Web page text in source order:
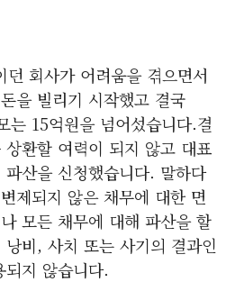
회사가 어려움을 겪으면서
을 빌리기 시작했고 결국
는 15억원을 넘어섰습니다.결
환할 여력이 되지 않고 대표
산을 신청했습니다. 말하다
제되지 않은 채무에 대한 면
모든 채무에 대해 파산을 할
비, 사치 또는 사기의 결과인
지 않습니다.